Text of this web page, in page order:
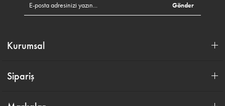
Gönder
Kurumsal
Sipariş